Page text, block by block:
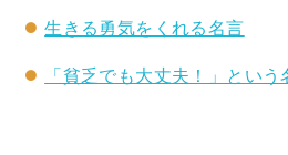
生きる勇気をくれる名言
「貧乏でも大丈夫！」という